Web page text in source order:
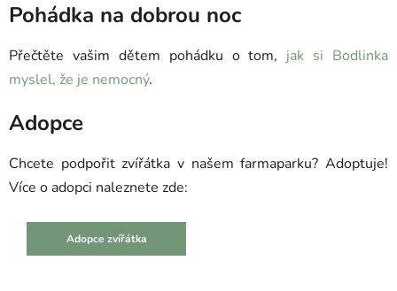
Pohádka na dobrou noc
Přečtěte vašim dětem pohádku o tom, jak si Bodlinka
myslel, že je nemocný.
Adopce
Chcete podpořit zvířátka v našem farmaparku? Adoptuje!
Více o adopci naleznete zde:
Adopce zvířátka